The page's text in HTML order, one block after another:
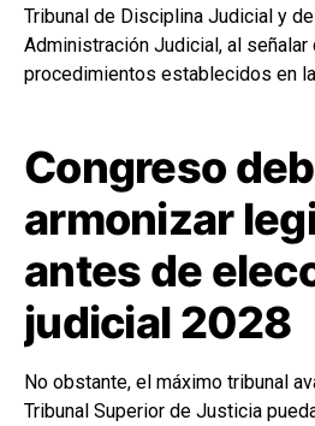
Tribunal de Disciplina Judicial y
Administración Judicial, al
procedimientos establecidos en
Congreso
armonizar
antes de
judicial 2028
No obstante, el máximo tribunal
Tribunal Superior de Justicia